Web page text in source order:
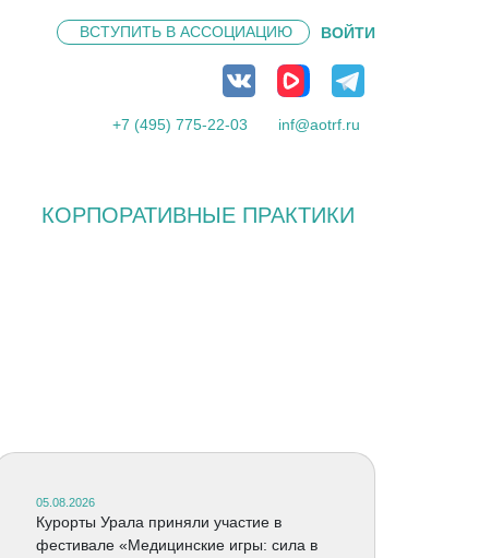
ВСТУПИТЬ В АССОЦИАЦИЮ ВОЙТИ
+7 (495) 775-22-03 inf@aotrf.ru
КОРПОРАТИВНЫЕ ПРАКТИКИ
05.08.2026
Курорты Урала приняли участие в
фестивале «Медицинские игры: сила в